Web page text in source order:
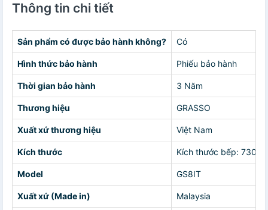
Thông tin chi tiết
Sản phẩm có được bảo hành không? Có
Hình thức bảo hành Phiếu bảo hành
Thời gian bảo hành 3 Năm
Thương hiệu GRASSO
Xuất xứ thương hiệu Việt Nam
Kích thước Kích thước bếp: 730
Model GS8IT
Xuất xứ (Made in) Malaysia